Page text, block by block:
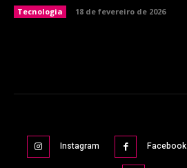
Tecnologia 18 de fevereiro de 2026
Instagram Facebook